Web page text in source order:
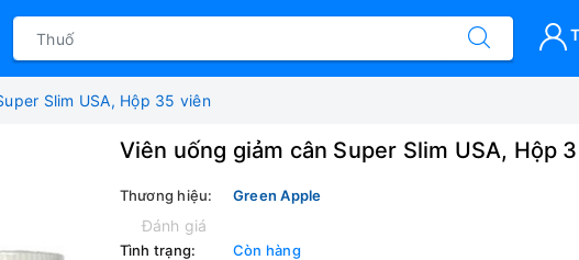
Slim USA, Hộp 35 viên
Viên uống giảm cân Super Slim USA, Hộp
Thương hiệu: Green Apple
Đánh giá
Tình trạng: Còn hàng